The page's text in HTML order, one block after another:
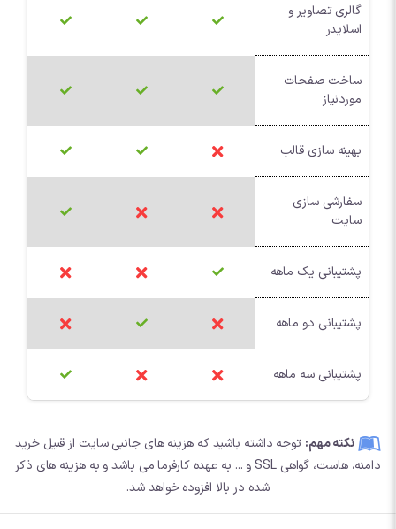
گالری تصاویر و
اسلایدر
ساخت صفحات
موردنیاز
بهینه سازی قالب
سفارشی سازی
سایت
پشتیبانی یک ماهه
پشتیبانی دو ماهه
پشتیبانی سه ماهه
نکته مهم: توجه داشته باشید که هزینه های جانبی سایت از قبیل خرید
دامنه، هاست، گواهی SSL و ... به عهده کارفرما می باشد و به هزینه های ذکر
شده در بالا افزوده خواهد شد.